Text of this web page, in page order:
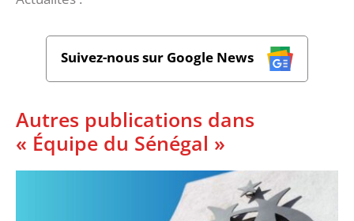
Suivez-nous sur Google News
Autres publications dans
« Équipe du Sénégal »